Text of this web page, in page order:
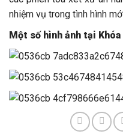
nhiệm vụ trong tình hình
Một số hình ảnh tại